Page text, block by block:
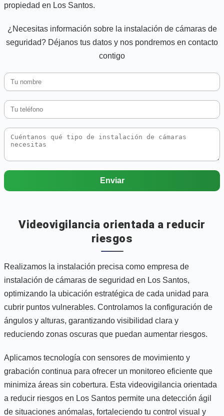
propiedad en Los Santos.
¿Necesitas información sobre la instalación de cámaras de
seguridad? Déjanos tus datos y nos pondremos en contacto
contigo
Enviar
Videovigilancia orientada a reducir
riesgos
Realizamos la instalación precisa como empresa de
instalación de cámaras de seguridad en Los Santos,
optimizando la ubicación estratégica de cada unidad para
cubrir puntos vulnerables. Controlamos la configuración de
ángulos y alturas, garantizando visibilidad clara y
reduciendo zonas oscuras que puedan aumentar riesgos.
Aplicamos tecnología con sensores de movimiento y
grabación continua para ofrecer un monitoreo eficiente que
minimiza áreas sin cobertura. Esta videovigilancia orientada
a reducir riesgos en Los Santos permite una detección ágil
de situaciones anómalas, fortaleciendo tu control visual y